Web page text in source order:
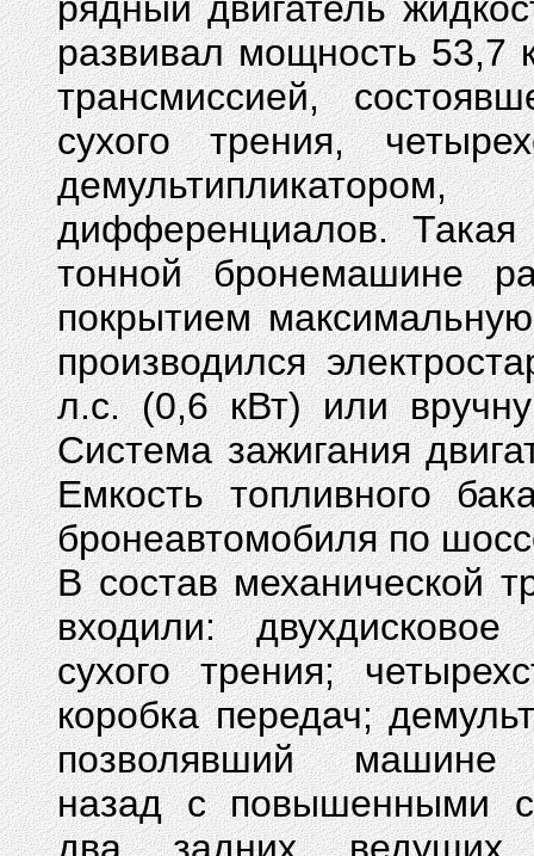
развивал мощность 53,7
трансмиссией,
сухого трения,
дифференциалов. Такая
тонной бронемашине
покрытием
производился
л.с. (0,6 кВт) или
Система зажигания
Емкость топливного
бронеавтомобиля по
В состав механической
входили: двухдисковое
сухого трения;
коробка передач;
позволявший машине
назад с повышенными